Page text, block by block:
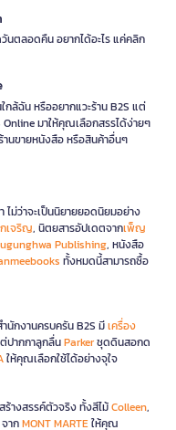
ตลอดคืน อยากได้อะไร แค่คลิก
ล้ฉัน หรืออยากแวะร้าน B2S แต่
Online มาให้คุณเลือกสรรได้ง่ายๆ
นขายหนังสือ หรือสินค้าอื่นๆ
ม่ว่าจะเป็นนิยายยอดนิยมอย่าง
เจริญ, นิตยสารอัปเดตจากเพ็ญ
Publishing, หนังสือ
ทั้งหมดนี้สามารถซื้อ
กงานครบครัน B2S มีเครื่อง
ปากกาลูกลื่นParkerชุดดินสอกด
ให้คุณเลือกใช้ได้อย่างจุใจ
ร้างสรรค์ตัวจริง ทั้งสีไม้Colleen,
ากMONT MARTEให้คุณ